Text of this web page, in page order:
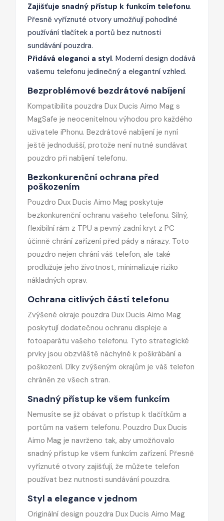
Zajišťuje snadný přístup k funkcím telefonu.
Přesně vyříznuté otvory umožňují pohodlné
používání tlačítek a portů bez nutnosti
sundávání pouzdra.
Přidává eleganci a styl. Moderní design dodává
vašemu telefonu jedinečný a elegantní vzhled.
Bezproblémové bezdrátové nabíjení
Kompatibilita pouzdra Dux Ducis Aimo Mag s
MagSafe je neocenitelnou výhodou pro každého
uživatele iPhonu. Bezdrátové nabíjení je nyní
ještě jednodušší, protože není nutné sundávat
pouzdro při nabíjení telefonu.
Bezkonkurenční ochrana před
poškozením
Pouzdro Dux Ducis Aimo Mag poskytuje
bezkonkurenční ochranu vašeho telefonu. Silný,
flexibilní rám z TPU a pevný zadní kryt z PC
účinně chrání zařízení před pády a nárazy. Toto
pouzdro nejen chrání váš telefon, ale také
prodlužuje jeho životnost, minimalizuje riziko
nákladných oprav.
Ochrana citlivých částí telefonu
Zvýšené okraje pouzdra Dux Ducis Aimo Mag
poskytují dodatečnou ochranu displeje a
fotoaparátu vašeho telefonu. Tyto strategické
prvky jsou obzvláště náchylné k poškrábání a
poškození. Díky zvýšeným okrajům je váš telefon
chráněn ze všech stran.
Snadný přístup ke všem funkcím
Nemusíte se již obávat o přístup k tlačítkům a
portům na vašem telefonu. Pouzdro Dux Ducis
Aimo Mag je navrženo tak, aby umožňovalo
snadný přístup ke všem funkcím zařízení. Přesně
vyříznuté otvory zajišťují, že můžete telefon
používat bez nutnosti sundávání pouzdra.
Styl a elegance v jednom
Originální design pouzdra Dux Ducis Aimo Mag